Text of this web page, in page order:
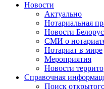
Новости
Актуально
Нотариальная
Новости
СМИ о
Нотариат в мире
Мероприятия
Новости
Справочная
Поиск